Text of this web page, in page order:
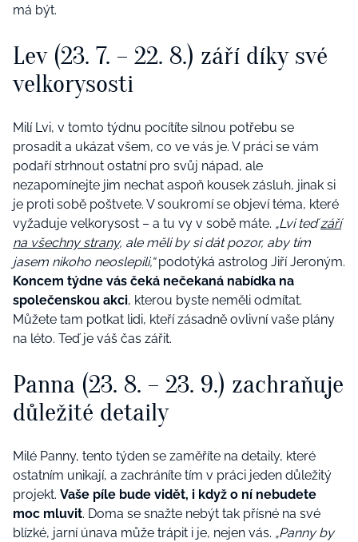
má být.
Lev (23. 7. – 22. 8.) září díky své
velkorysosti
Milí Lvi, v tomto týdnu pocítíte silnou potřebu se
prosadit a ukázat všem, co ve vás je. V práci se vám
podaří strhnout ostatní pro svůj nápad, ale
nezapomínejte jim nechat aspoň kousek zásluh, jinak si
je proti sobě poštvete. V soukromí se objeví téma, které
vyžaduje velkorysost – a tu vy v sobě máte. „Lvi teďzáří
na všechny strany, ale měli by si dát pozor, aby tím
jasem nikoho neoslepili,“podotýká astrolog Jiří Jeroným.
Koncem týdne vás čeká nečekaná nabídka na
společenskou akci, kterou byste neměli odmítat.
Můžete tam potkat lidi, kteří zásadně ovlivní vaše plány
na léto. Teď je váš čas zářit.
Panna (23. 8. – 23. 9.) zachraňuje
důležité detaily
Milé Panny, tento týden se zaměříte na detaily, které
ostatním unikají, a zachráníte tím v práci jeden důležitý
projekt. Vaše píle bude vidět, i když o ní nebudete
moc mluvit. Doma se snažte nebýt tak přísné na své
blízké, jarní únava může trápit i je, nejen vás. „Panny by